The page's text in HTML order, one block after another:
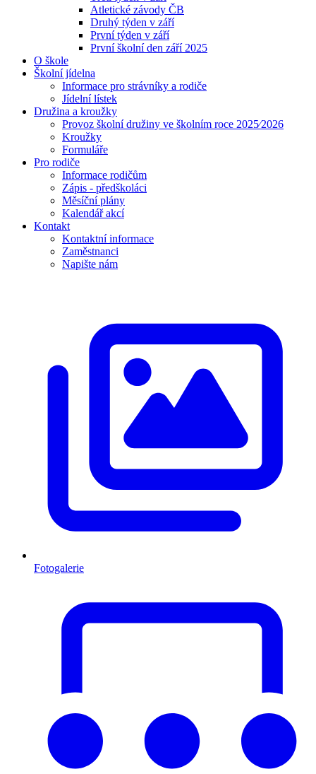
Atletické závody ČB
Druhý týden v září
První týden v září
První školní den září 2025
O škole
Školní jídelna
Informace pro strávníky a rodiče
Jídelní lístek
Družina a kroužky
Provoz školní družiny ve školním roce 2025⁄2026
Kroužky
Formuláře
Pro rodiče
Informace rodičům
Zápis - předškoláci
Měsíční plány
Kalendář akcí
Kontakt
Kontaktní informace
Zaměstnanci
Napište nám
Fotogalerie